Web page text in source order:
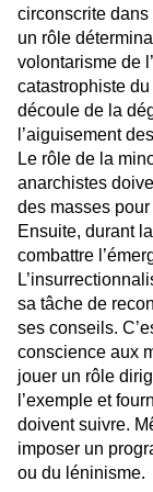
circonscrite
un rôle
volontarisme de
catastrophiste
découle de la
l’aiguisement
Le rôle de la
anarchistes
des masses
Ensuite, durant
combattre
sa tâche de
ses conseils.
conscience aux
jouer un rôle
l’exemple et
doivent suivre.
imposer un
ou du léninisme.